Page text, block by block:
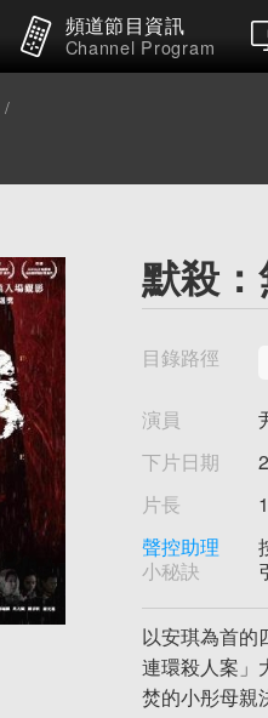
頻道節目資訊
Channel Program
默殺
目錄路徑
演員
下片日期
片長
聲控助理
小秘訣
以安琪為首的
連環殺人案」
焚的小彤母親